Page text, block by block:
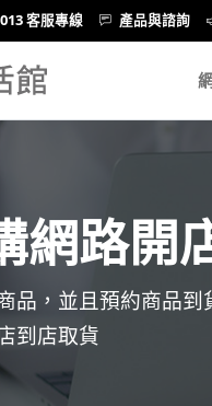
客服專線 產品與諮詢
網路開
品，並且預約商品
到店取貨